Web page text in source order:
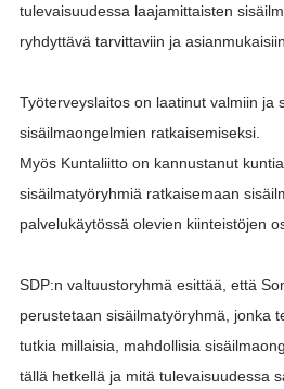
tulevaisuudessa laajamittaisten
ryhdyttävä tarvittaviin ja
Työterveyslaitos on laatinut valmiin ja
sisäilmaongelmien ratkaisemiseksi.
Myös Kuntaliitto on kannustanut
sisäilmatyöryhmiä ratkaisemaan
palvelukäytössä olevien kiinteistöjen
SDP:n valtuustoryhmä esittää, että
perustetaan sisäilmatyöryhmä, jonka
tutkia millaisia, mahdollisia
tällä hetkellä ja mitä tulevaisuudessa